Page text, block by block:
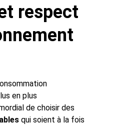
respect
en plus
de choisir des
qui soient à la fois